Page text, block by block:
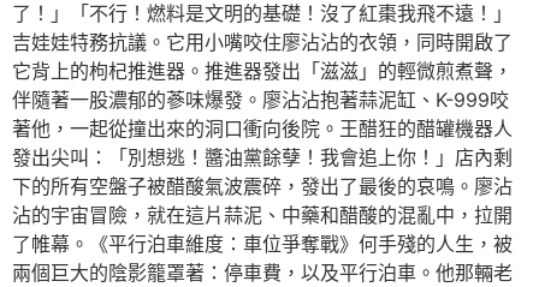
了！」「不行！燃料是文明的基礎！沒了紅棗我飛不遠！」
吉娃娃特務抗議。它用小嘴咬住廖沾沾的衣領，同時開啟了
它背上的枸杞推進器。推進器發出「滋滋」的輕微煎煮聲，
伴隨著一股濃郁的蔘味爆發。廖沾沾抱著蒜泥缸、K-999咬
著他，一起從撞出來的洞口衝向後院。王醋狂的醋罐機器人
發出尖叫：「別想逃！醬油黨餘孽！我會追上你！」店內剩
下的所有空盤子被醋酸氣波震碎，發出了最後的哀鳴。廖沾
沾的宇宙冒險，就在這片蒜泥、中藥和醋酸的混亂中，拉開
了帷幕。《平行泊車維度：車位爭奪戰》何手殘的人生，被
兩個巨大的陰影籠罩著：停車費，以及平行泊車。他那輛老